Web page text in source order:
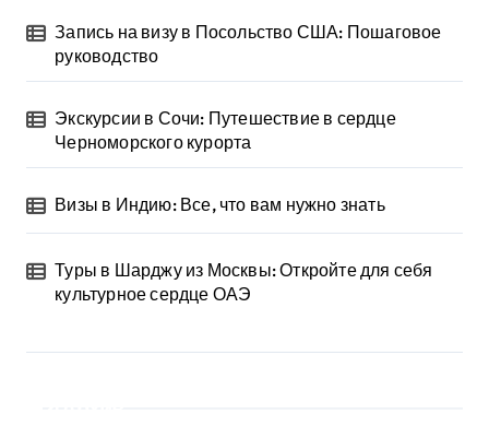
Запись на визу в Посольство США: Пошаговое
руководство
Экскурсии в Сочи: Путешествие в сердце
Черноморского курорта
Визы в Индию: Все, что вам нужно знать
Туры в Шарджу из Москвы: Откройте для себя
культурное сердце ОАЭ